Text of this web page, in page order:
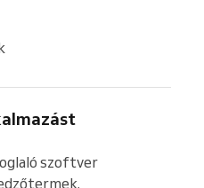
szoftver